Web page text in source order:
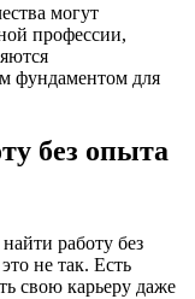
могут
профессии,
фундаментом для
без опыта
работу без
не так. Есть
свою карьеру даже